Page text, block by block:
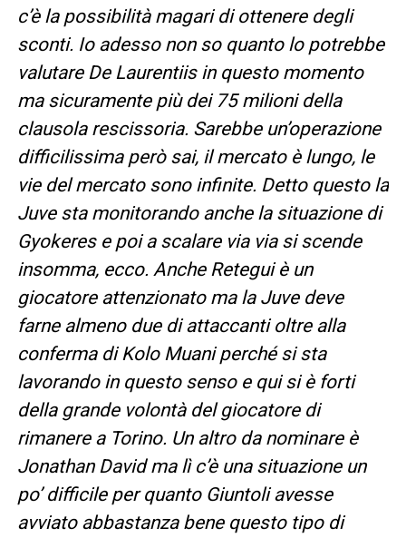
c’è la possibilità magari di ottenere degli
sconti. Io adesso non so quanto lo potrebbe
valutare De Laurentiis in questo momento
ma sicuramente più dei 75 milioni della
clausola rescissoria. Sarebbe un’operazione
difficilissima però sai, il mercato è lungo, le
vie del mercato sono infinite. Detto questo la
Juve sta monitorando anche la situazione di
Gyokeres e poi a scalare via via si scende
insomma, ecco. Anche Retegui è un
giocatore attenzionato ma la Juve deve
farne almeno due di attaccanti oltre alla
conferma di Kolo Muani perché si sta
lavorando in questo senso e qui si è forti
della grande volontà del giocatore di
rimanere a Torino. Un altro da nominare è
Jonathan David ma lì c’è una situazione un
po’ difficile per quanto Giuntoli avesse
avviato abbastanza bene questo tipo di